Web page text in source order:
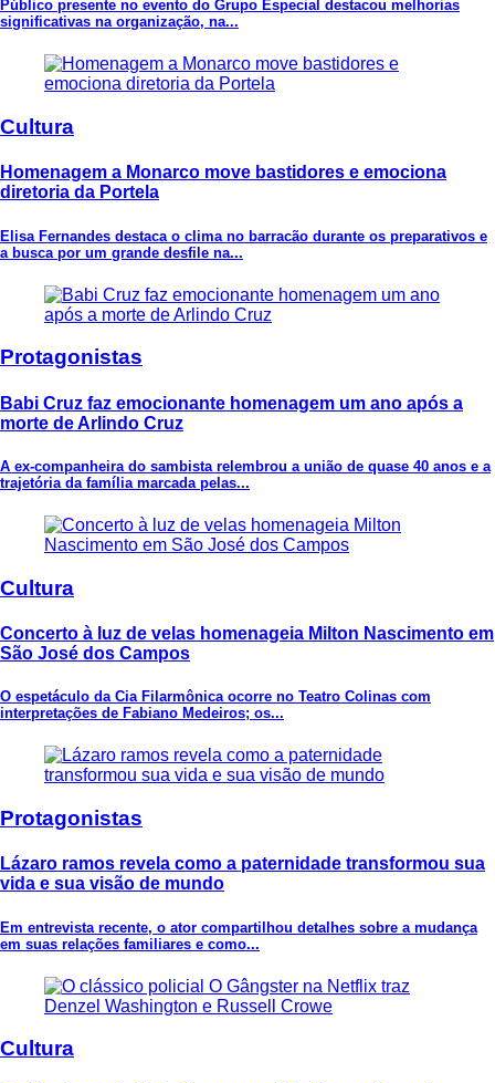
Público presente no evento do Grupo Especial destacou melhorias
significativas na organização, na...
Cultura
Homenagem a Monarco move bastidores e emociona
diretoria da Portela
Elisa Fernandes destaca o clima no barracão durante os preparativos e
a busca por um grande desfile na...
Protagonistas
Babi Cruz faz emocionante homenagem um ano após a
morte de Arlindo Cruz
A ex-companheira do sambista relembrou a união de quase 40 anos e a
trajetória da família marcada pelas...
Cultura
Concerto à luz de velas homenageia Milton Nascimento em
São José dos Campos
O espetáculo da Cia Filarmônica ocorre no Teatro Colinas com
interpretações de Fabiano Medeiros; os...
Protagonistas
Lázaro ramos revela como a paternidade transformou sua
vida e sua visão de mundo
Em entrevista recente, o ator compartilhou detalhes sobre a mudança
em suas relações familiares e como...
Cultura